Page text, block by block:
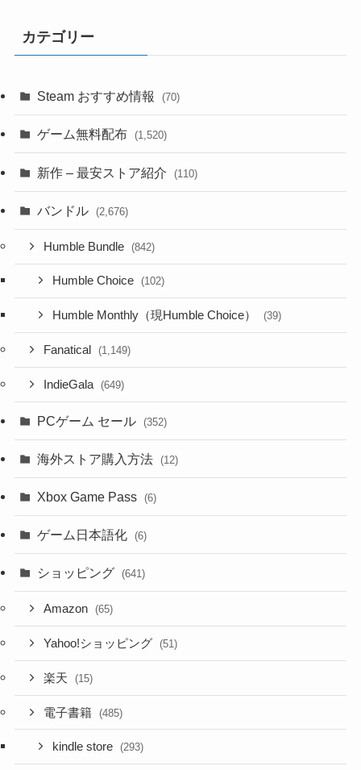
カテゴリー
Steam おすすめ情報 (70)
ゲーム無料配布 (1,520)
新作 – 最安ストア紹介 (110)
バンドル (2,676)
Humble Bundle (842)
Humble Choice (102)
Humble Monthly（現Humble Choice） (39)
Fanatical (1,149)
IndieGala (649)
PCゲーム セール (352)
海外ストア購入方法 (12)
Xbox Game Pass (6)
ゲーム日本語化 (6)
ショッピング (641)
Amazon (65)
Yahoo!ショッピング (51)
楽天 (15)
電子書籍 (485)
kindle store (293)